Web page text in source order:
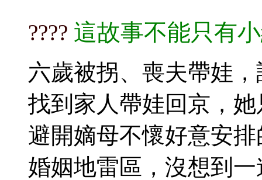
????​​​ 這故事不能只有
六歲被拐、喪夫帶娃
找到家人帶娃回京，
避開嫡母不懷好意安排
婚姻地雷區，沒想到